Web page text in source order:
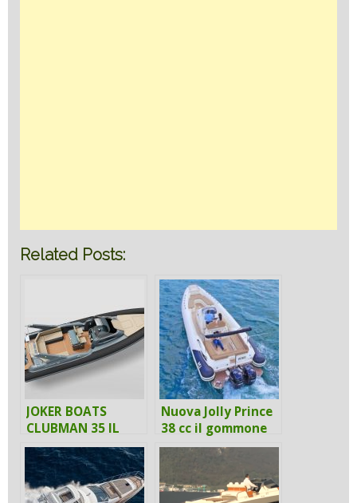
Related Posts:
JOKER BOATS
CLUBMAN 35 IL
MEGA GOMMONE
DA 800 CAVALLI
Nuova Jolly Prince
38 cc il gommone
sicuro e veloce